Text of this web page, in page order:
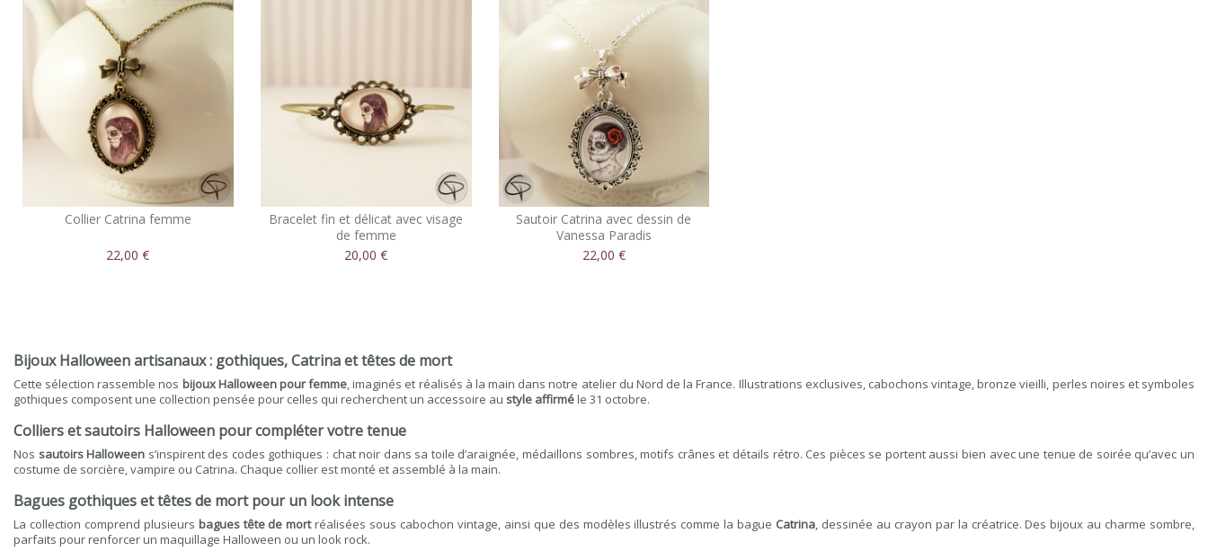
Collier Catrina femme
22,00 €
Bracelet fin et délicat avec visage
de femme
20,00 €
Sautoir Catrina avec dessin de
Vanessa Paradis
22,00 €
Bijoux Halloween artisanaux : gothiques, Catrina et têtes de mort
Cette sélection rassemble nos bijoux Halloween pour femme, imaginés et réalisés à la main dans notre atelier du Nord de la France. Illustrations exclusives, cabochons vintage, bronze vieilli, perles noires et symboles
gothiques composent une collection pensée pour celles qui recherchent un accessoire au style affirméle 31 octobre.
Colliers et sautoirs Halloween pour compléter votre tenue
Nos sautoirs Halloween s’inspirent des codes gothiques : chat noir dans sa toile d’araignée, médaillons sombres, motifs crânes et détails rétro. Ces pièces se portent aussi bien avec une tenue de soirée qu’avec un
costume de sorcière, vampire ou Catrina. Chaque collier est monté et assemblé à la main.
Bagues gothiques et têtes de mort pour un look intense
La collection comprend plusieurs bagues tête de mortréalisées sous cabochon vintage, ainsi que des modèles illustrés comme la bague Catrina, dessinée au crayon par la créatrice. Des bijoux au charme sombre,
parfaits pour renforcer un maquillage Halloween ou un look rock.